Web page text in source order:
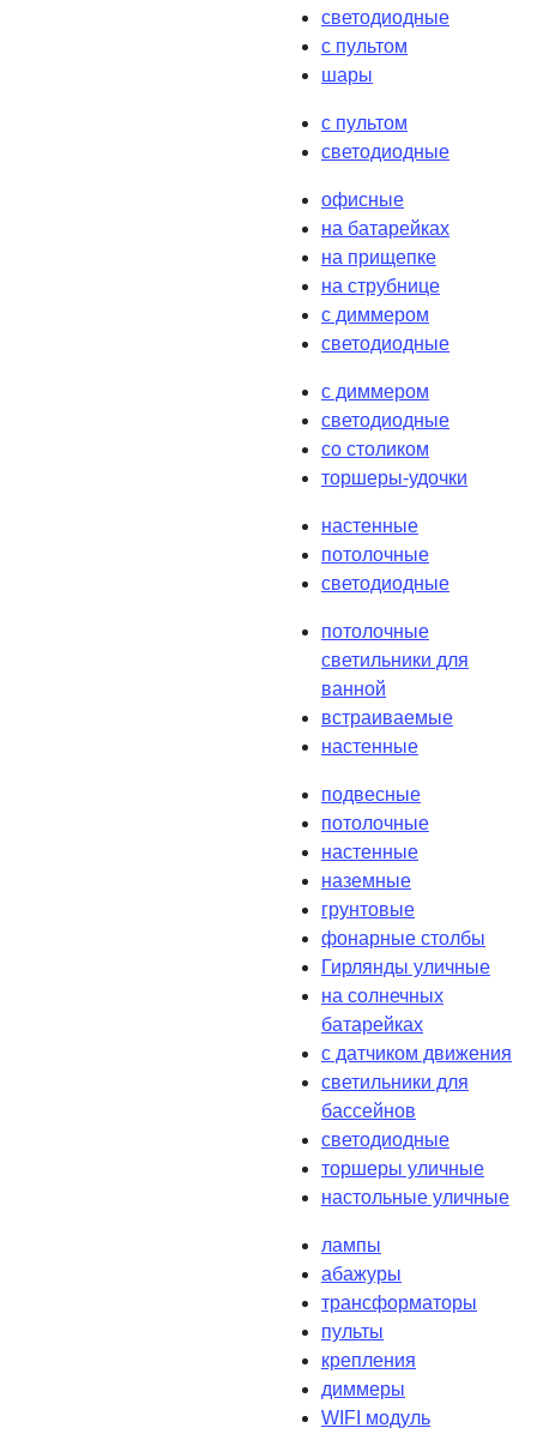
светодиодные
с пультом
шары
с пультом
светодиодные
офисные
на батарейках
на прищепке
на струбнице
с диммером
светодиодные
с диммером
светодиодные
со столиком
торшеры-удочки
настенные
потолочные
светодиодные
потолочные
светильники для
ванной
встраиваемые
настенные
подвесные
потолочные
настенные
наземные
грунтовые
фонарные столбы
Гирлянды уличные
на солнечных
батарейках
с датчиком движения
светильники для
бассейнов
светодиодные
торшеры уличные
настольные уличные
лампы
абажуры
трансформаторы
пульты
крепления
диммеры
WIFI модуль